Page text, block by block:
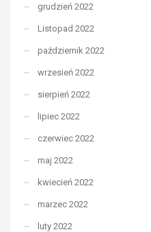
grudzień 2022
Listopad 2022
październik 2022
wrzesień 2022
sierpień 2022
lipiec 2022
czerwiec 2022
maj 2022
kwiecień 2022
marzec 2022
luty 2022